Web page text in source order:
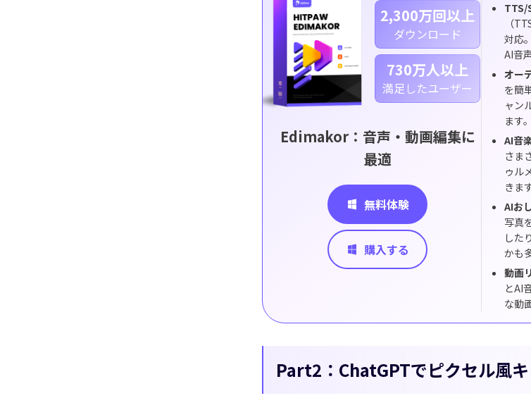
2,300万回以上
ダウンロード
730万人以上
満足したユーザー
Edimakor：音声・動画編集に
最適
無料体験
購入する
TTS/
（
対応
AI音
オー
を簡
ャン
ます。
AI音
さま
ゥル
きま
AIお
写真
した
かも
動画
とAI
な動
Part2：ChatGPTでピクセル風
EdimakorでKling 3.0が利
写真1枚から、リズムと動きのあるAIダンス動画 を簡